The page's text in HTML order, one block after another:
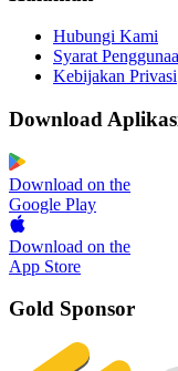
Hubungi Kami
Syarat
Kebijakan Privasi
Download
Download on the
Google Play
Download on the
App Store
Gold Sponsor